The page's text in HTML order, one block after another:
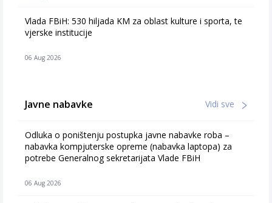
Vlada FBiH: 530 hiljada KM za oblast kulture i sporta, te
vjerske institucije
06 Aug 2026
Javne nabavke Vidi sve
Odluka o poništenju postupka javne nabavke roba –
nabavka kompjuterske opreme (nabavka laptopa) za
potrebe Generalnog sekretarijata Vlade FBiH
06 Aug 2026